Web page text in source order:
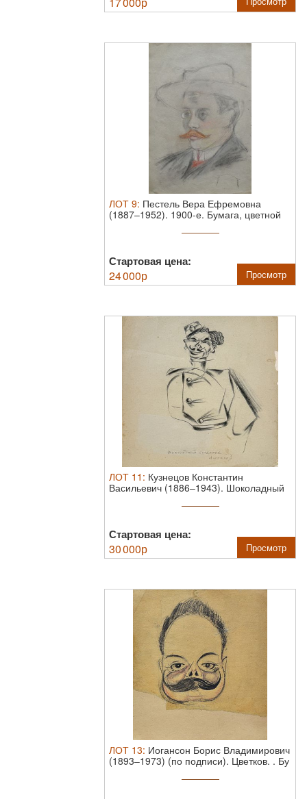
ЛОТ 9: Пестель Вера Ефремовна
(1887–1952). 1900-е. Бумага, цветной
Стартовая цена:
24 000р Просмотр
ЛОТ 11 : Кузнецов Константин
Васильевич (1886–1943). Шоколадный
Стартовая цена:
30 000р Просмотр
ЛОТ 13: Иогансон Борис Владимирович
(1893–1973) (по подписи). Цветков. . Бу